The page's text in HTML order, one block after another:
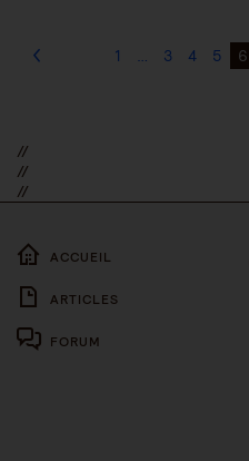
1 … 3 4 5 6
//
//
//
ACCUEIL
ARTICLES
FORUM